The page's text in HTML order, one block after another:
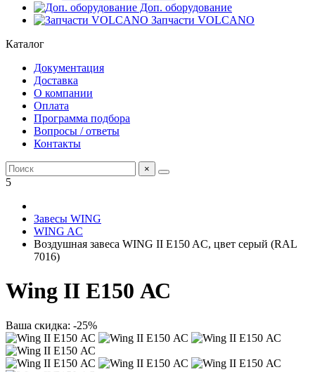
Доп. оборудование
Запчасти VOLCANO
Каталог
Документация
Доставка
О компании
Оплата
Программа подбора
Вопросы / ответы
Контакты
×
5
Завесы WING
WING AC
Bоздушная завеса WING II E150 AC, цвет серый (RAL
7016)
Wing II E150 АС
Ваша скидка: -25%